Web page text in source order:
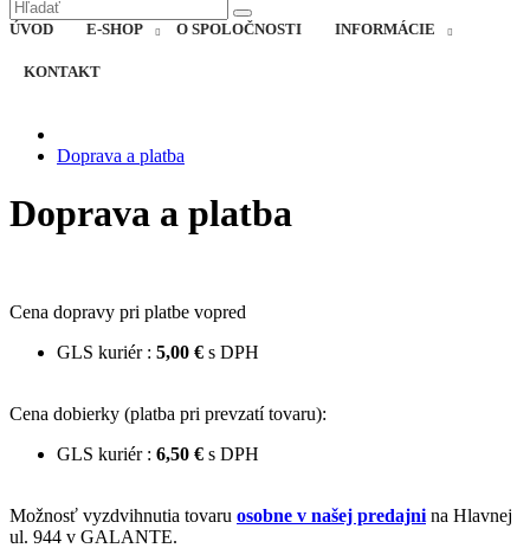
ÚVOD E-SHOP O SPOLOČNOSTI INFORMÁCIE
KONTAKT
Doprava a platba
Doprava a platba
Cena dopravy pri platbe vopred
GLS kuriér : 5,00 € s DPH
Cena dobierky (platba pri prevzatí tovaru):
GLS kuriér : 6,50 € s DPH
Možnosť vyzdvihnutia tovaru osobne v našej predajni na Hlavnej
ul. 944 v GALANTE.